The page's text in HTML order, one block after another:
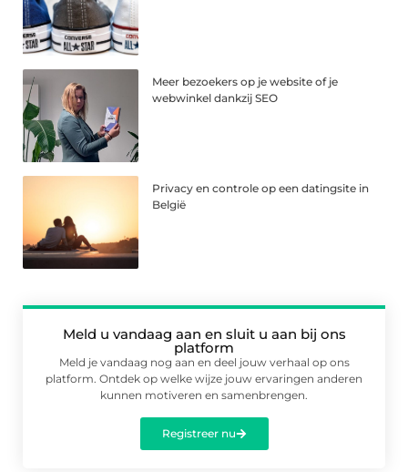
Meer bezoekers op je website of je
webwinkel dankzij SEO
Privacy en controle op een datingsite in
België
Meld u vandaag aan en sluit u aan bij ons
platform
Meld je vandaag nog aan en deel jouw verhaal op ons
platform. Ontdek op welke wijze jouw ervaringen anderen
kunnen motiveren en samenbrengen.
Registreer nu